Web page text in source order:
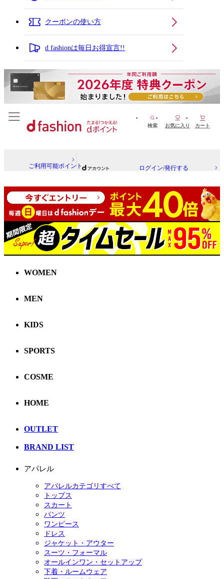
クーポンの使い方
d fashionは毎日お得宣言!!
検索 お気に入り カート
ご利用可能ポイント ログイン/発行する
WOMEN
MEN
KIDS
SPORTS
COSME
HOME
OUTLET
BRAND LIST
アパレル
アパレルカテゴリすべて
トップス
スカート
パンツ
ワンピース
ドレス
ジャケット・アウター
スーツ・フォーマル
オールインワン・セットアップ
下着・ルームウェア